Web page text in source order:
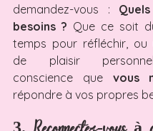
demandez-vous :
besoins ? Que ce soit
temps pour réfléchir, ou
de plaisir
conscience que vous
répondre à vos propres